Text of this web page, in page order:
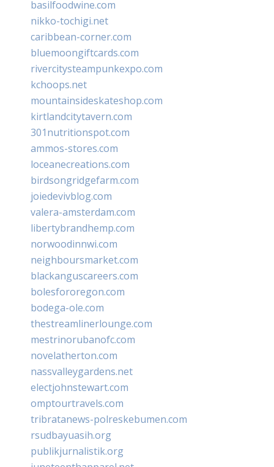
basilfoodwine.com
nikko-tochigi.net
caribbean-corner.com
bluemoongiftcards.com
rivercitysteampunkexpo.com
kchoops.net
mountainsideskateshop.com
kirtlandcitytavern.com
301nutritionspot.com
ammos-stores.com
loceanecreations.com
birdsongridgefarm.com
joiedevivblog.com
valera-amsterdam.com
libertybrandhemp.com
norwoodinnwi.com
neighboursmarket.com
blackanguscareers.com
bolesfororegon.com
bodega-ole.com
thestreamlinerlounge.com
mestrinorubanofc.com
novelatherton.com
nassvalleygardens.net
electjohnstewart.com
omptourtravels.com
tribratanews-polreskebumen.com
rsudbayuasih.org
publikjurnalistik.org